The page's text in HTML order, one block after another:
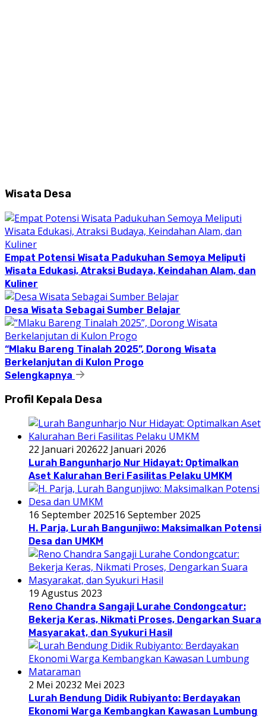
Wisata Desa
Empat Potensi Wisata Padukuhan Semoya Meliputi
Wisata Edukasi, Atraksi Budaya, Keindahan Alam, dan
Kuliner
Desa Wisata Sebagai Sumber Belajar
“Mlaku Bareng Tinalah 2025”, Dorong Wisata
Berkelanjutan di Kulon Progo
Selengkapnya
Profil Kepala Desa
22 Januari 202622 Januari 2026
Lurah Bangunharjo Nur Hidayat: Optimalkan
Aset Kalurahan Beri Fasilitas Pelaku UMKM
16 September 202516 September 2025
H. Parja, Lurah Bangunjiwo: Maksimalkan Potensi
Desa dan UMKM
19 Agustus 2023
Reno Chandra Sangaji Lurahe Condongcatur:
Bekerja Keras, Nikmati Proses, Dengarkan Suara
Masyarakat, dan Syukuri Hasil
2 Mei 20232 Mei 2023
Lurah Bendung Didik Rubiyanto: Berdayakan
Ekonomi Warga Kembangkan Kawasan Lumbung